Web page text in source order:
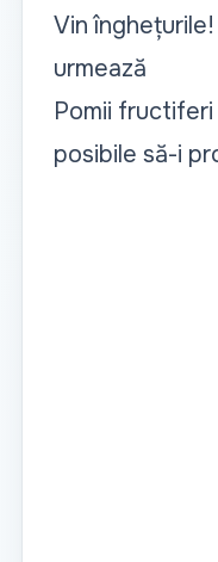
Vin
urmează
Pomii
posibile să-i